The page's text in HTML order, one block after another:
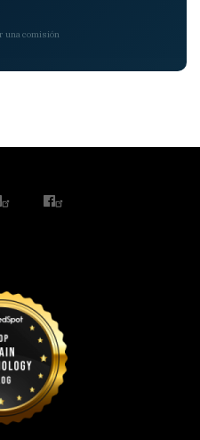
una comisión
linkedinfacebook